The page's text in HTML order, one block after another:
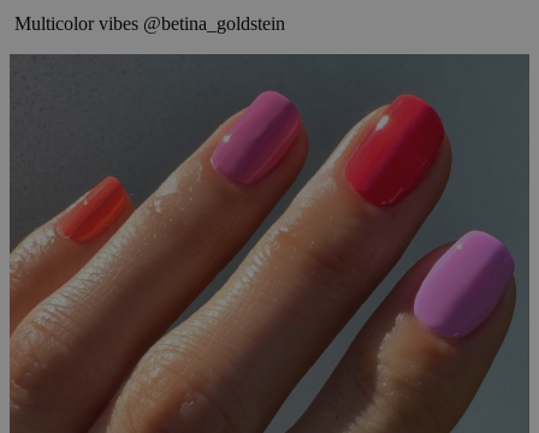
Multicolor vibes @betina_goldstein